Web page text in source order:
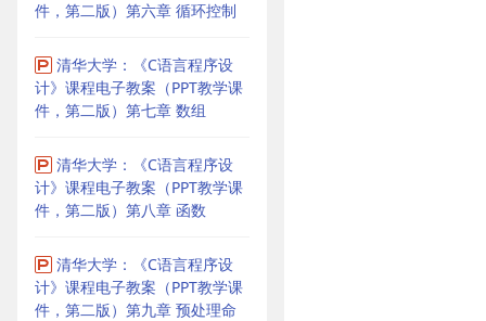
件，第二版）第六章 循环控制
清华大学：《C语言程序设
计》课程电子教案（PPT教学课
件，第二版）第七章 数组
清华大学：《C语言程序设
计》课程电子教案（PPT教学课
件，第二版）第八章 函数
清华大学：《C语言程序设
计》课程电子教案（PPT教学课
件，第二版）第九章 预处理命